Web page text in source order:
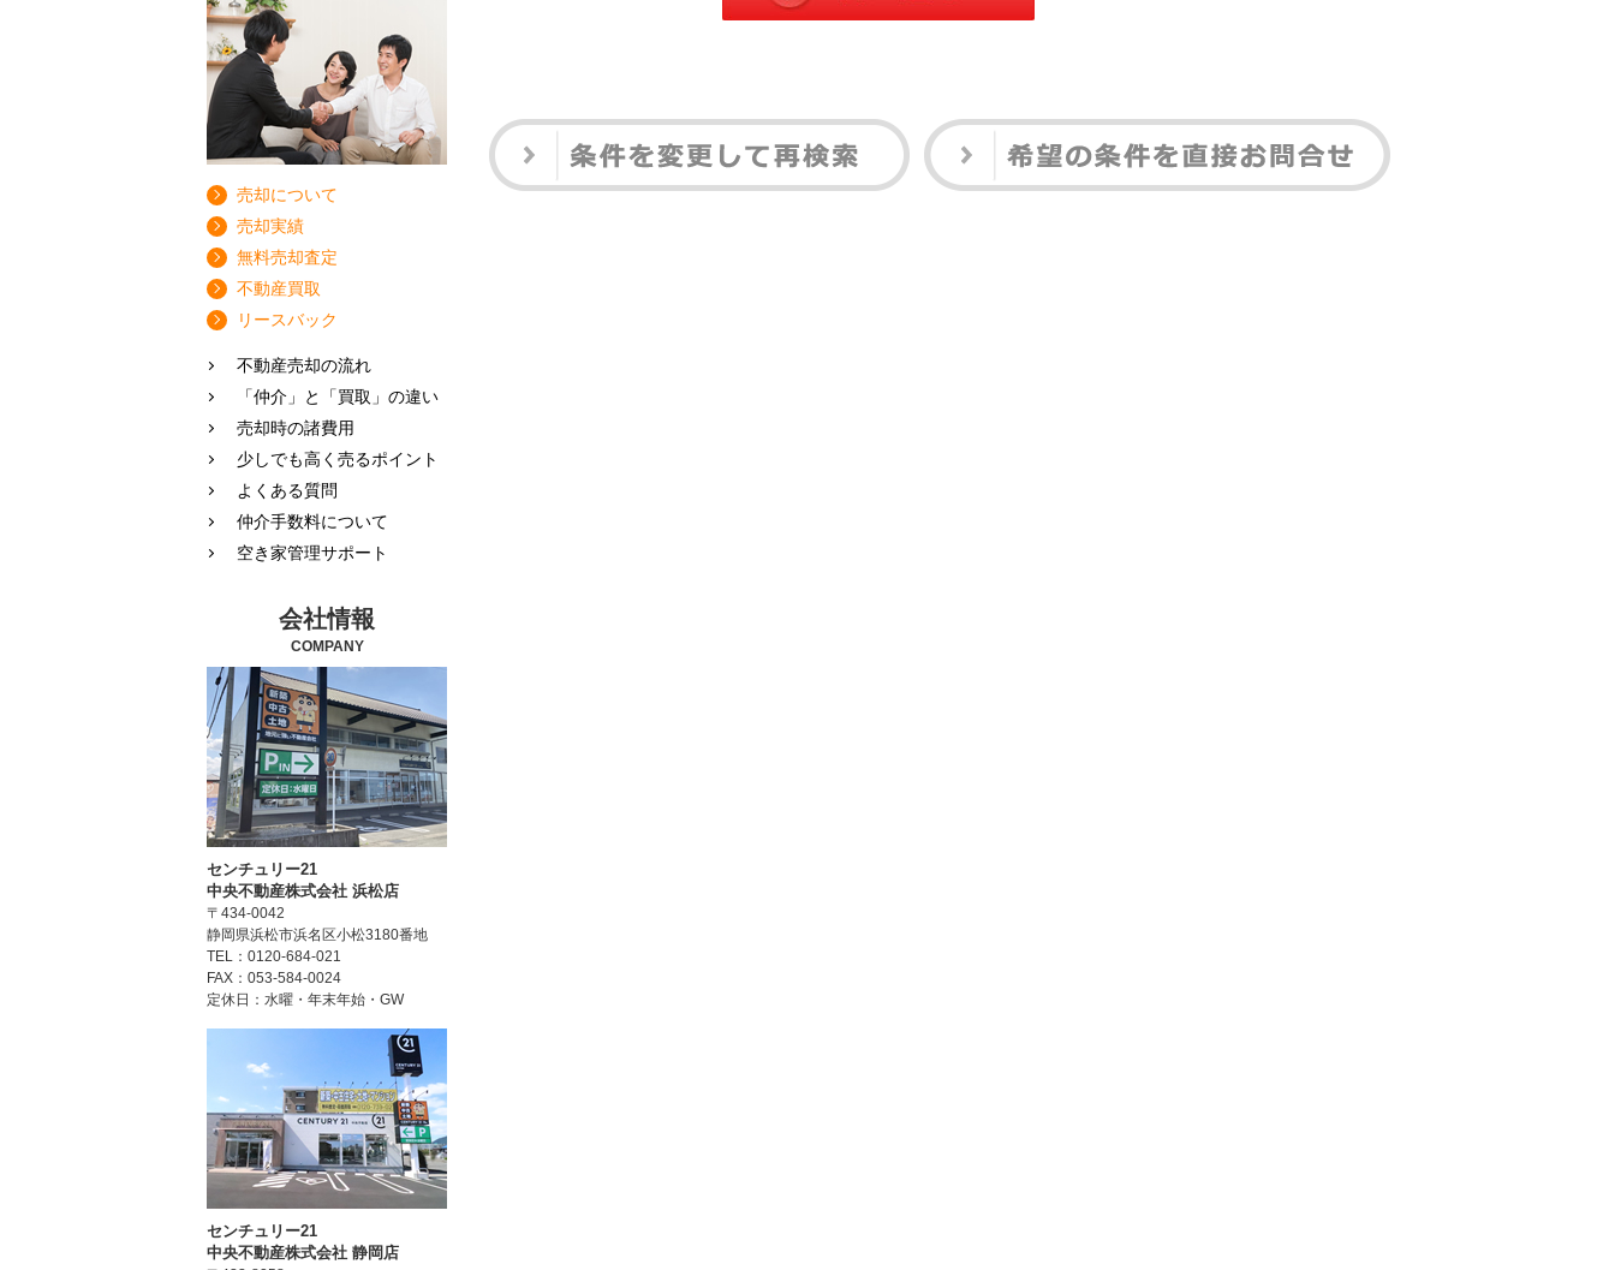
売却について
売却実績
無料売却査定
不動産買取
リースバック
不動産売却の流れ
「仲介」と「買取」の違い
売却時の諸費用
少しでも高く売るポイント
よくある質問
仲介手数料について
空き家管理サポート
会社情報
COMPANY
センチュリー21
中央不動産株式会社 浜松店
〒434-0042
静岡県浜松市浜名区小松3180番地
TEL：0120-684-021
FAX：053-584-0024
定休日：水曜・年末年始・GW
センチュリー21
中央不動産株式会社 静岡店